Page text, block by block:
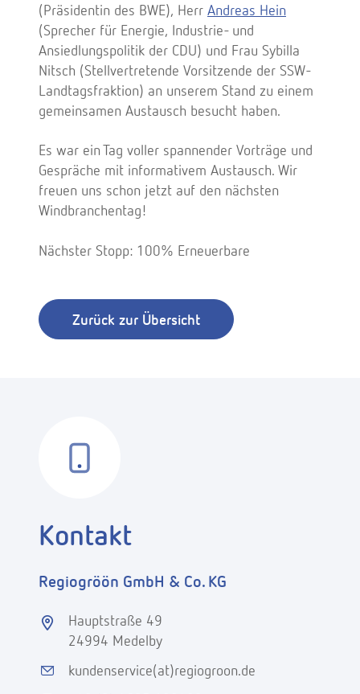
(Präsidentin des BWE), Herr Andreas Hein
(Sprecher für Energie, Industrie- und
Ansiedlungspolitik der CDU) und Frau Sybilla
Nitsch (Stellvertretende Vorsitzende der SSW-
Landtagsfraktion) an unserem Stand zu einem
gemeinsamen Austausch besucht haben.
Es war ein Tag voller spannender Vorträge und
Gespräche mit informativem Austausch. Wir
freuen uns schon jetzt auf den nächsten
Windbranchentag!
Nächster Stopp: 100% Erneuerbare
Zurück zur Übersicht
Kontakt
Regiogröön GmbH & Co. KG
Hauptstraße 49
24994 Medelby
kundenservice(at)regiogroon.de